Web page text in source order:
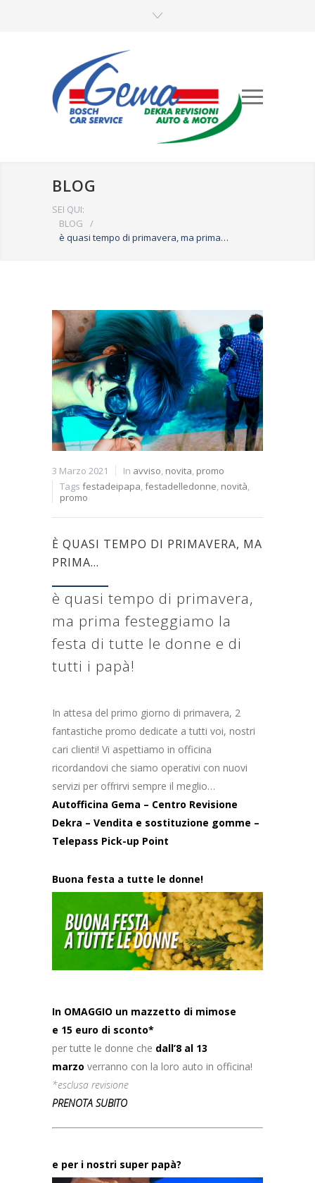
BLOG
SEI QUI:
BLOG
/
è quasi tempo di primavera, ma prima…
3 Marzo 2021 In avviso, novita, promo
Tags festadeipapa,festadelledonne, novità,
promo
È QUASI TEMPO DI PRIMAVERA, MA
PRIMA…
è quasi tempo di primavera,
ma prima festeggiamo la
festa di tutte le donne e di
tutti i papà!
In attesa del primo giorno di primavera, 2
fantastiche promo dedicate a tutti voi, nostri
cari clienti! Vi aspettiamo in officina
ricordandovi che siamo operativi con nuovi
servizi per offrirvi sempre il meglio…
Autofficina Gema – Centro Revisione
Dekra – Vendita e sostituzione gomme –
Telepass Pick-up Point
Buona festa a tutte le donne!
In OMAGGIO un mazzetto di mimose
e 15 euro di sconto*
per tutte le donne che dall’8 al 13
marzo verranno con la loro auto in officina!
*esclusa revisione
PRENOTA SUBITO
e per i nostri super papà?